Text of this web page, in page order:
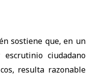
sostiene que, en un
ciudadano
resulta razonable